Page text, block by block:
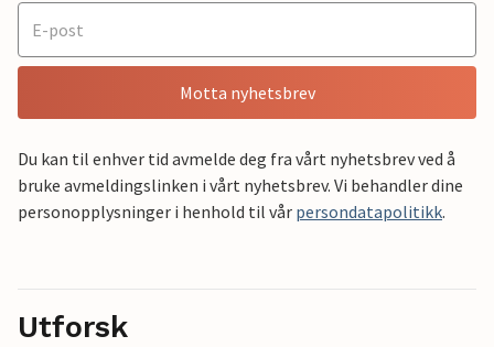
Motta nyhetsbrev
Du kan til enhver tid avmelde deg fra vårt nyhetsbrev ved å
bruke avmeldingslinken i vårt nyhetsbrev. Vi behandler dine
personopplysninger i henhold til vår persondatapolitikk.
Utforsk